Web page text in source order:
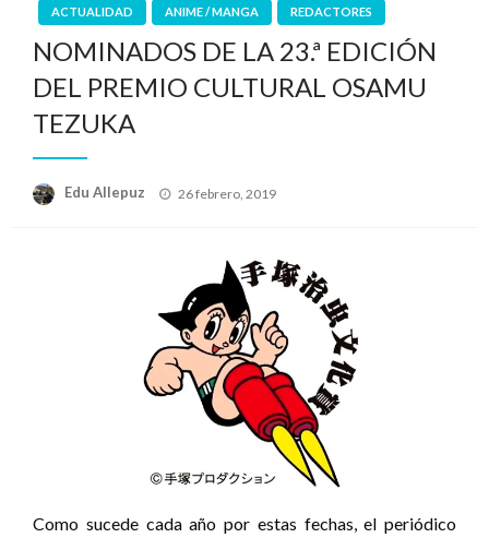
ACTUALIDAD ANIME / MANGA REDACTORES
NOMINADOS DE LA 23.ª EDICIÓN
DEL PREMIO CULTURAL OSAMU
TEZUKA
Edu Allepuz
Publicado
26 febrero, 2019
Como sucede cada año por estas fechas, el periódico